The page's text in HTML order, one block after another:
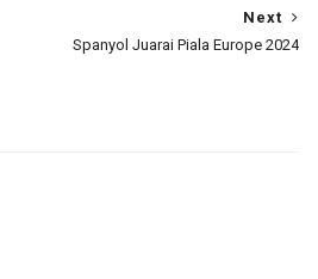
Next
Spanyol Juarai Piala Europe 2024